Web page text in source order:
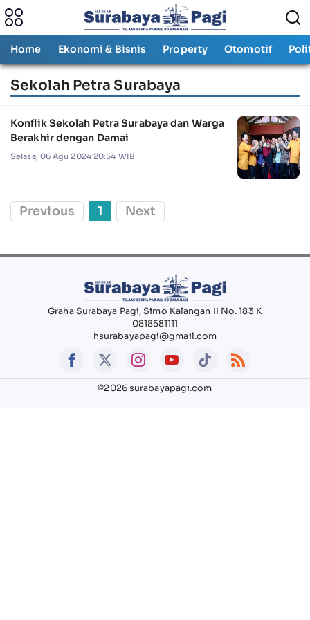
Home Ekonomi & Bisnis Property Otomotif
Sekolah Petra Surabaya
Konflik Sekolah Petra Surabaya dan Warga
Berakhir dengan Damai
Selasa, 06 Agu 2024 20:54 WIB
Previous 1 Next
Graha Surabaya Pagi, Simo Kalangan II No. 183 K
0818581111
hsurabayapagi@gmail.com
©2026 surabayapagi.com